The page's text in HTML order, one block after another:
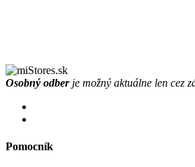
Osobný odberje možný aktuálne len cez
Pomocník